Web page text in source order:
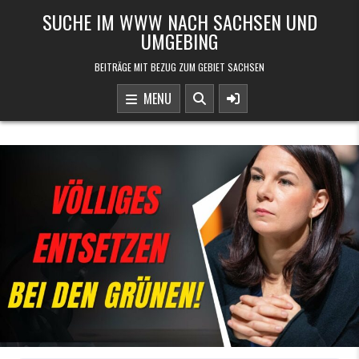
SUCHE IM WWW NACH SACHSEN UND
UMGEBING
BEITRÄGE MIT BEZUG ZUM GEBIET SACHSEN
MENU